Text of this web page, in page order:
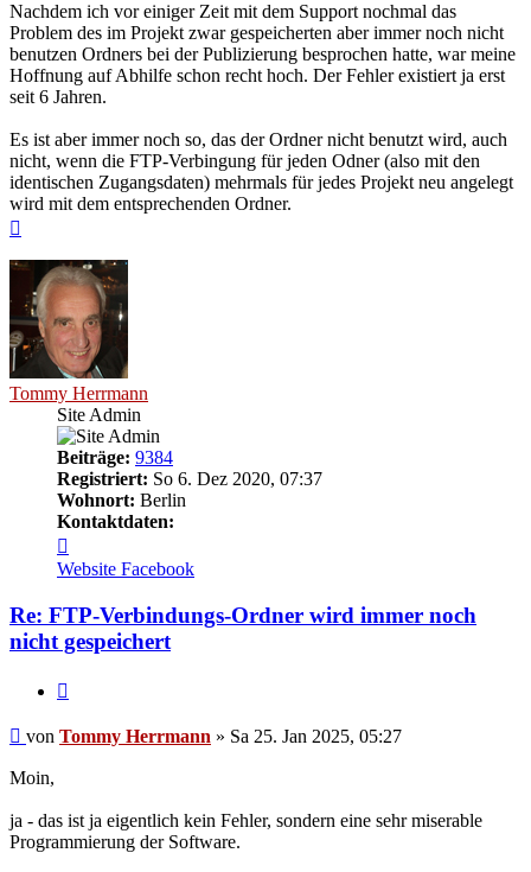
Nachdem ich vor einiger Zeit mit dem Support nochmal das
Problem des im Projekt zwar gespeicherten aber immer noch nicht
benutzen Ordners bei der Publizierung besprochen hatte, war meine
Hoffnung auf Abhilfe schon recht hoch. Der Fehler existiert ja erst
seit 6 Jahren.
Es ist aber immer noch so, das der Ordner nicht benutzt wird, auch
nicht, wenn die FTP-Verbingung für jeden Odner (also mit den
identischen Zugangsdaten) mehrmals für jedes Projekt neu angelegt
wird mit dem entsprechenden Ordner.
Tommy Herrmann
Site Admin
Beiträge: 9384
Registriert: So 6. Dez 2020, 07:37
Wohnort: Berlin
Kontaktdaten:
von
Tommy
Herrmann
Website Facebook
Re: FTP-Verbindungs-Ordner wird immer noch
nicht gespeichert
Ungelesener
von Tommy Herrmann » Sa 25. Jan 2025, 05:27
Moin,
ja - das ist ja eigentlich kein Fehler, sondern eine sehr miserable
Programmierung der Software.